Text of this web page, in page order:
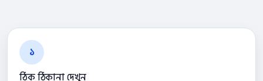
১
ঠিক ঠিকানা দেখুন